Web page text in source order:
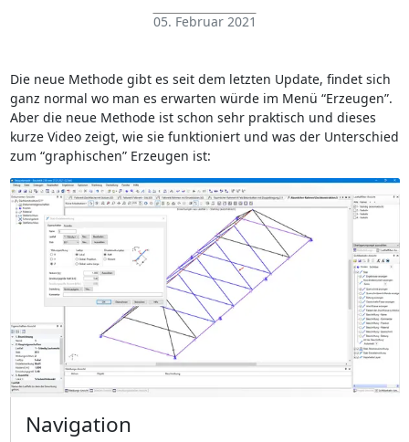
05. Februar 2021
Die neue Methode gibt es seit dem letzten Update, findet sich
ganz normal wo man es erwarten würde im Menü “Erzeugen”.
Aber die neue Methode ist schon sehr praktisch und dieses
kurze Video zeigt, wie sie funktioniert und was der Unterschied
zum “graphischen” Erzeugen ist:
Navigation